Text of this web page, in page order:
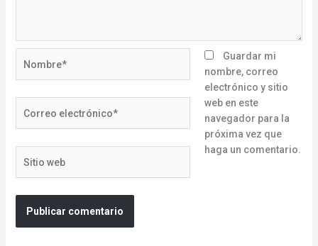
electrónico*
web
Guardar mi
nombre, correo
electrónico y sitio
web en este
navegador para la
próxima vez que
haga un comentario.